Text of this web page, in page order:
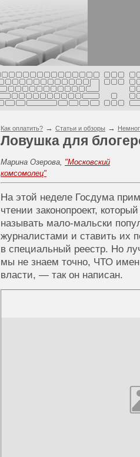
Как оплатить? → Статьи и обзоры →
Ловушка для
Марина Озерова, "Московский
комсомолец"
На этой неделе Госдума
чтении законопроект,
называть мало-мальски
журналистами и ставить их
в специальный реестр. Но
мы не знаем точно, ЧТО
власти, — так он написан.